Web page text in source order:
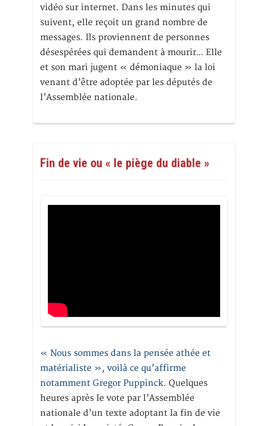
vidéo sur internet. Dans les minutes qui
suivent, elle reçoit un grand nombre de
messages. Ils proviennent de personnes
désespérées qui demandent à mourir… Elle
et son mari jugent « démoniaque » la loi
venant d’être adoptée par les députés de
l’Assemblée nationale.
Fin de vie ou « le piège du diable »
« Nous sommes dans la pensée athée et
matérialiste », voilà ce qu’affirme
notamment Gregor Puppinck. Quelques
heures après le vote par l’Assemblée
nationale d’un texte adoptant la fin de vie